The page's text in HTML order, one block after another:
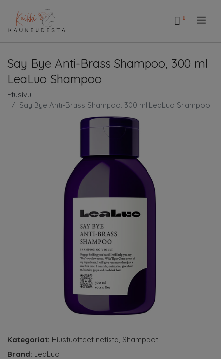
Say Bye Anti-Brass Shampoo, 300 ml
LeaLuo Shampoo
Etusivu
Say Bye Anti-Brass Shampoo, 300 ml LeaLuo Shampoo
Kategoriat: Hiustuotteet netistä, Shampoot
Brand: LeaLuo